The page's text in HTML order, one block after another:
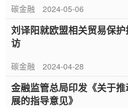
碳金融 2024-05-06
刘译阳就欧盟相关贸易保
访
碳金融 2024-04-28
金融监管总局印发《关于
展的指导意见》